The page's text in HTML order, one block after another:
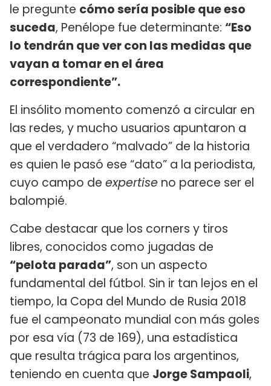
le pregunte cómo sería posible que eso
suceda, Penélope fue determinante: “Eso
lo tendrán que ver con las medidas que
vayan a tomar en el área
correspondiente”.
El insólito momento comenzó a circular en
las redes, y mucho usuarios apuntaron a
que el verdadero “malvado” de la historia
es quien le pasó ese “dato” a la periodista,
cuyo campo de expertise no parece ser el
balompié.
Cabe destacar que los corners y tiros
libres, conocidos como jugadas de
“pelota parada”, son un aspecto
fundamental del fútbol. Sin ir tan lejos en el
tiempo, la Copa del Mundo de Rusia 2018
fue el campeonato mundial con más goles
por esa vía (73 de 169), una estadística
que resulta trágica para los argentinos,
teniendo en cuenta que Jorge Sampaoli,